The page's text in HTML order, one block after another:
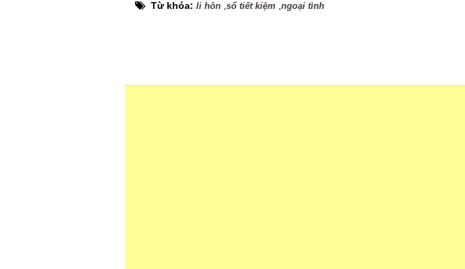
Từ khóa: li hôn sổ tiết kiệm ngoại tình